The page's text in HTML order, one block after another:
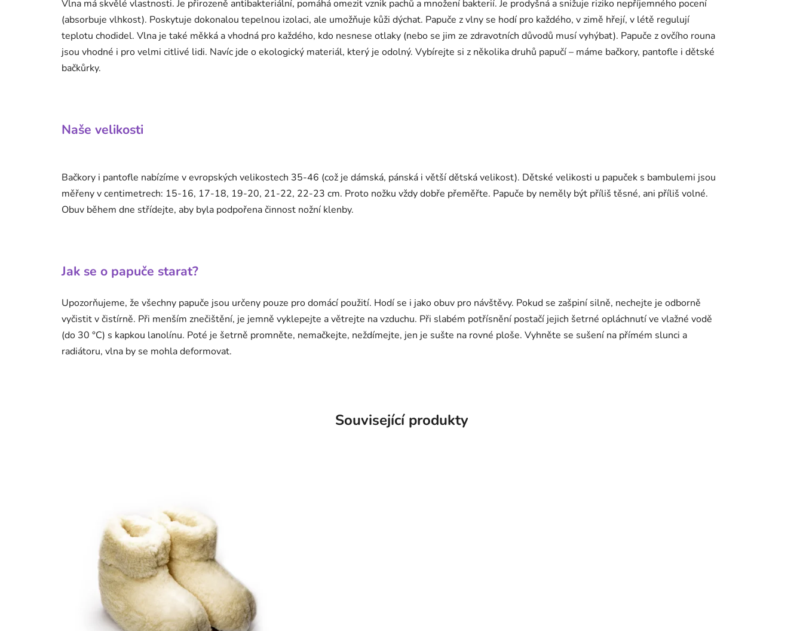
Vlna má skvělé vlastnosti. Je přirozeně antibakteriální, pomáhá omezit vznik pachů a množení bakterií. Je prodyšná a snižuje riziko nepříjemného pocení
(absorbuje vlhkost). Poskytuje dokonalou tepelnou izolaci, ale umožňuje kůži dýchat. Papuče z vlny se hodí pro každého, v zimě hřejí, v létě regulují
teplotu chodidel. Vlna je také měkká a vhodná pro každého, kdo nesnese otlaky (nebo se jim ze zdravotních důvodů musí vyhýbat). Papuče z ovčího rouna
jsou vhodné i pro velmi citlivé lidi. Navíc jde o ekologický materiál, který je odolný. Vybírejte si z několika druhů papučí – máme bačkory, pantofle i dětské
bačkůrky.
Naše velikosti
Bačkory i pantofle nabízíme v evropských velikostech 35-46 (což je dámská, pánská i větší dětská velikost). Dětské velikosti u papuček s bambulemi jsou
měřeny v centimetrech: 15-16, 17-18, 19-20, 21-22, 22-23 cm. Proto nožku vždy dobře přeměřte. Papuče by neměly být příliš těsné, ani příliš volné.
Obuv během dne střídejte, aby byla podpořena činnost nožní klenby.
Jak se o papuče starat?
Upozorňujeme, že všechny papuče jsou určeny pouze pro domácí použití. Hodí se i jako obuv pro návštěvy. Pokud se zašpiní silně, nechejte je odborně
vyčistit v čistírně. Při menším znečištění, je jemně vyklepejte a větrejte na vzduchu. Při slabém potřísnění postačí jejich šetrné opláchnutí ve vlažné vodě
(do 30 °C) s kapkou lanolínu. Poté je šetrně promněte, nemačkejte, neždímejte, jen je sušte na rovné ploše. Vyhněte se sušení na přímém slunci a
radiátoru, vlna by se mohla deformovat.
Související produkty